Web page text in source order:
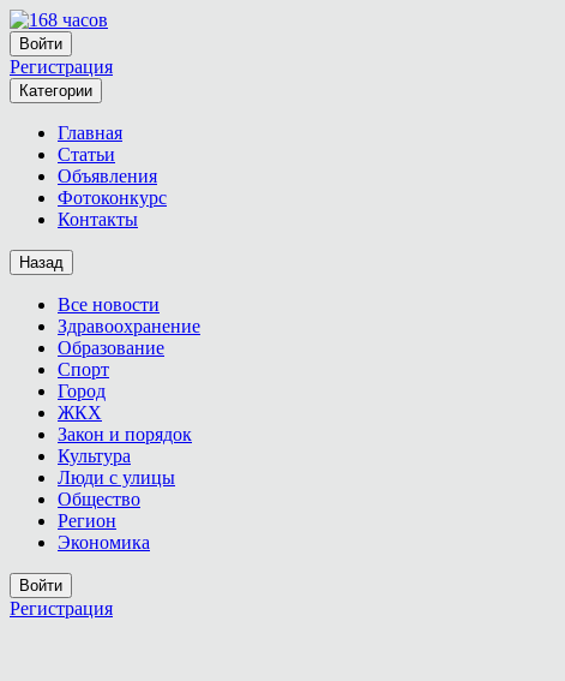
Войти
Регистрация
Категории
Главная
Статьи
Объявления
Фотоконкурс
Контакты
Назад
Все новости
Здравоохранение
Образование
Спорт
Город
ЖКХ
Закон и порядок
Культура
Люди с улицы
Общество
Регион
Экономика
Войти
Регистрация